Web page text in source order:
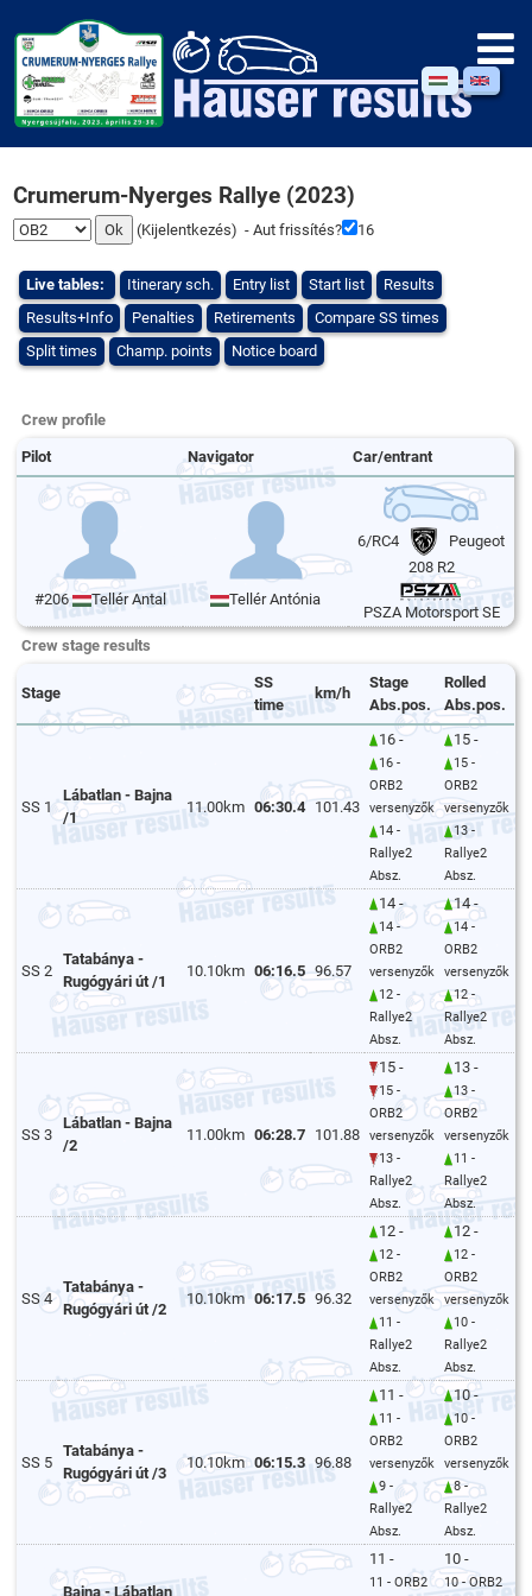
Crumerum-Nyerges Rallye (2023)
(Kijelentkezés) - Aut frissítés? 16
Live tables: Itinerary sch. Entry list Start list
Results
Results+Info
Penalties Retirements
Compare SS times
Split times
Champ. points Notice board
Crew profile
Pilot Navigator Car/entrant
#206 Tellér Antal Tellér Antónia
6/RC4
Peugeot
208 R2
PSZA Motorsport SE
Crew stage results
Stage
SS
time
km/h
Stage
Abs.pos.
Rolled
Abs.pos.
SS 1
Lábatlan - Bajna
/1
11.00km 06:30.4 101.43
16 -
16 -
ORB2
versenyzők
14 -
Rallye2
Absz.
15 -
15 -
ORB2
versenyzők
13 -
Rallye2
Absz.
SS 2
Tatabánya -
Rugógyári út /1
10.10km 06:16.5 96.57
14 -
14 -
ORB2
versenyzők
12 -
Rallye2
Absz.
14 -
14 -
ORB2
versenyzők
12 -
Rallye2
Absz.
SS 3
Lábatlan - Bajna
/2
11.00km 06:28.7 101.88
15 -
15 -
ORB2
versenyzők
13 -
Rallye2
Absz.
13 -
13 -
ORB2
versenyzők
11 -
Rallye2
Absz.
SS 4
Tatabánya -
Rugógyári út /2
10.10km 06:17.5 96.32
12 -
12 -
ORB2
versenyzők
11 -
Rallye2
Absz.
12 -
12 -
ORB2
versenyzők
10 -
Rallye2
Absz.
SS 5
Tatabánya -
Rugógyári út /3
10.10km 06:15.3 96.88
11 -
11 -
ORB2
versenyzők
9 -
Rallye2
Absz.
10 -
10 -
ORB2
versenyzők
8 -
Rallye2
Absz.
Bajna - Lábatlan
11 -
11 - ORB2
10 -
10 - ORB2